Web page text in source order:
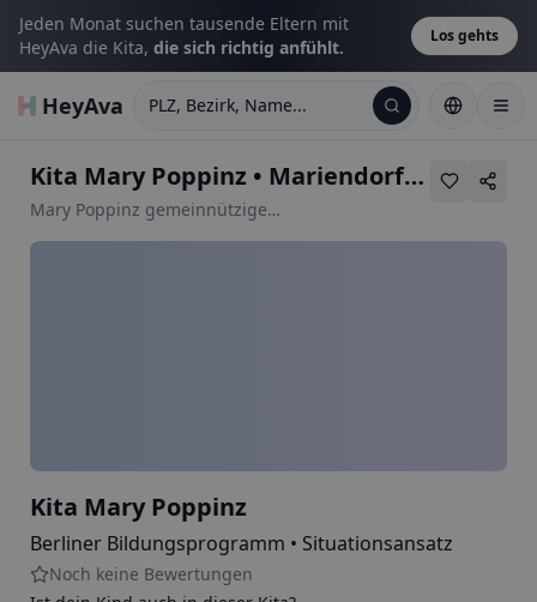
Jeden Monat suchen tausende Eltern mit
HeyAva die Kita, die sich richtig anfühlt.
Los gehts
HeyAva PLZ, Bezirk, Name...
Kita Mary Poppinz • Mariendorfer Damm 444
Mary Poppinz gemeinnützige
Kita Mary Poppinz
Berliner Bildungsprogramm • Situationsansatz
Noch keine Bewertungen